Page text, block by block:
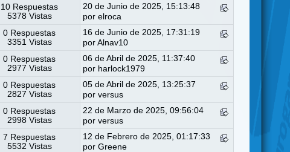
10 Respuestas
5378 Vistas
20 de Junio de 2025, 15:13:48
porelroca
0 Respuestas
3351 Vistas
16 de Junio de 2025, 17:31:19
porAlnav10
0 Respuestas
2977 Vistas
06 de Abril de 2025, 11:37:40
por harlock1979
0 Respuestas
2827 Vistas
05 de Abril de 2025, 13:25:37
porversus
0 Respuestas
2998 Vistas
22 de Marzo de 2025, 09:56:04
porversus
7 Respuestas
5532 Vistas
12 de Febrero de 2025, 01:17:33
porGreene